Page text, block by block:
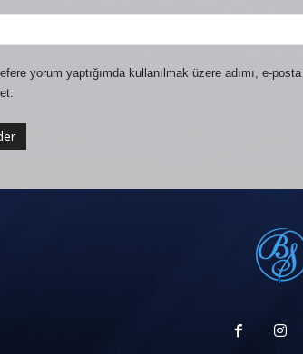
yorum yaptığımda kullanılmak üzere adımı, e-